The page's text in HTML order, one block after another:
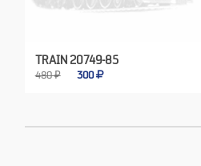
TRAIN 20749-85
480 ₽ 300